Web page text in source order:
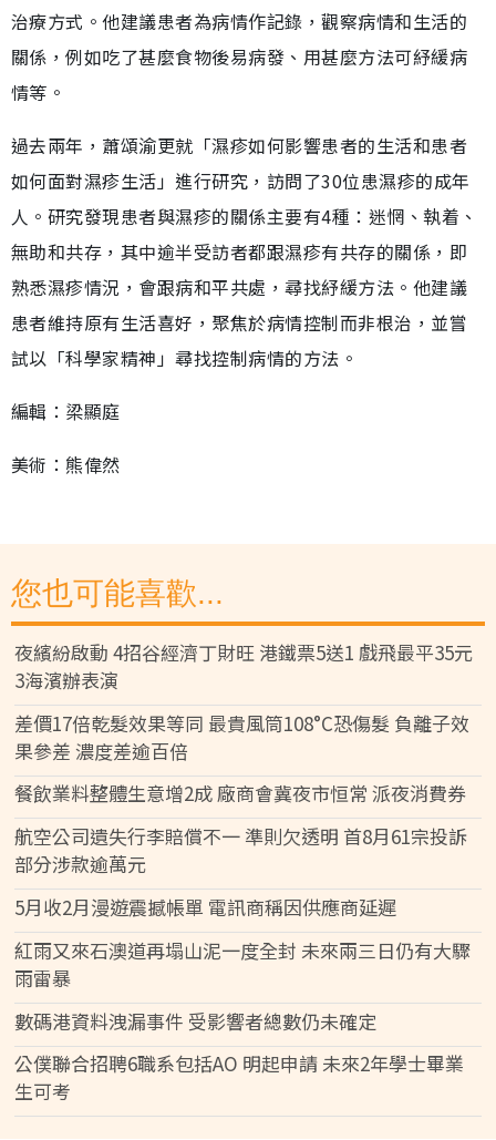
治療方式。他建議患者為病情作記錄，觀察病情和生活的
關係，例如吃了甚麼食物後易病發、用甚麼方法可紓緩病
情等。
過去兩年，蕭頌渝更就「濕疹如何影響患者的生活和患者
如何面對濕疹生活」進行研究，訪問了30位患濕疹的成年
人。研究發現患者與濕疹的關係主要有4種：迷惘、執着、
無助和共存，其中逾半受訪者都跟濕疹有共存的關係，即
熟悉濕疹情況，會跟病和平共處，尋找紓緩方法。他建議
患者維持原有生活喜好，聚焦於病情控制而非根治，並嘗
試以「科學家精神」尋找控制病情的方法。
編輯：梁顯庭
美術：熊偉然
您也可能喜歡...
夜繽紛啟動 4招谷經濟丁財旺 港鐵票5送1 戲飛最平35元
3海濱辦表演
差價17倍乾髮效果等同 最貴風筒108°C恐傷髮 負離子效
果參差 濃度差逾百倍
餐飲業料整體生意增2成 廠商會冀夜市恒常 派夜消費券
航空公司遺失行李賠償不一 準則欠透明 首8月61宗投訴
部分涉款逾萬元
5月收2月漫遊震撼帳單 電訊商稱因供應商延遲
紅雨又來石澳道再塌山泥一度全封 未來兩三日仍有大驟
雨雷暴
數碼港資料洩漏事件 受影響者總數仍未確定
公僕聯合招聘6職系包括AO 明起申請 未來2年學士畢業
生可考